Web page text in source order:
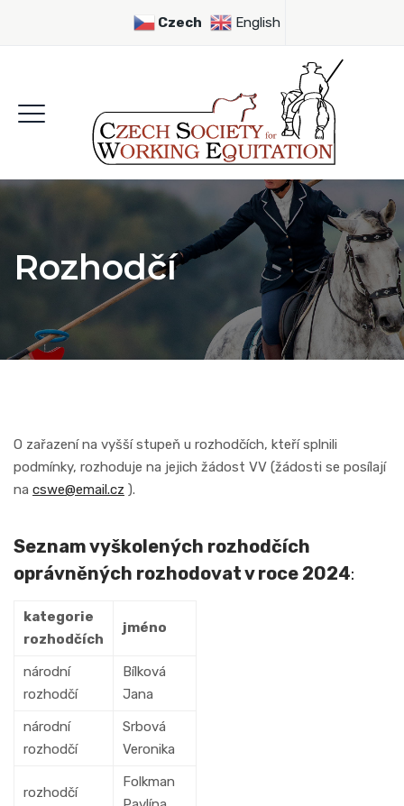
Czech English
Rozhodčí
O zařazení na vyšší stupeň u rozhodčích, kteří splnili
podmínky, rozhoduje na jejich žádost VV (žádosti se posílají
na cswe@email.cz ).
Seznam vyškolených rozhodčích
oprávněných rozhodovat v roce 2024:
kategorie
rozhodčích
jméno
národní
rozhodčí
Bílková
Jana
národní
rozhodčí
Srbová
Veronika
rozhodčí
Folkman